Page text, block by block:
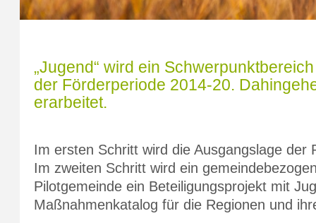
„Jugend“ wird ein
der Förderperiode 2014-20.
erarbeitet.
Im ersten Schritt wird die Ausgangslage
Im zweiten Schritt wird ein
Pilotgemeinde ein Beteiligungsprojekt mit
Maßnahmenkatalog für die Regionen und